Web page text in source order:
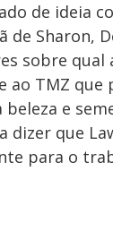
de ideia
de Sharon,
sobre qual
ao TMZ que
e
dizer que
para o